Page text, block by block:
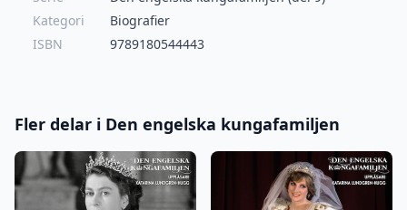
Kategori
Biografier
ISBN
9789180544443
Fler delar i Den engelska kungafamiljen